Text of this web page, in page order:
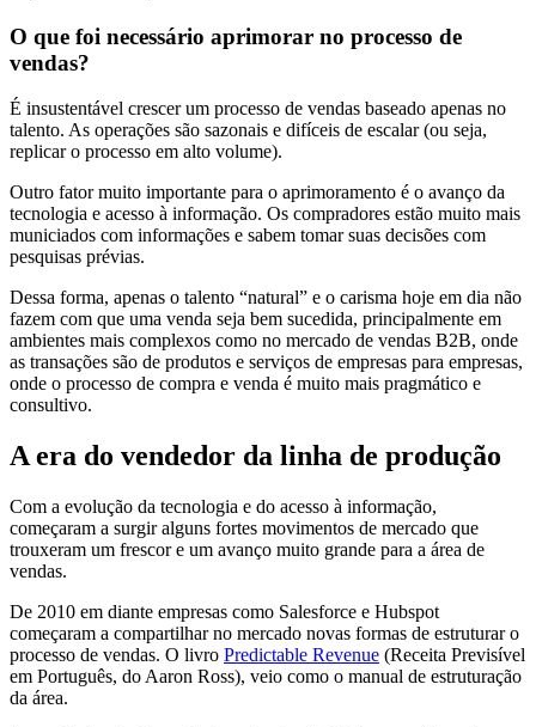
O que foi necessário aprimorar no processo de
vendas?
É insustentável crescer um processo de vendas baseado apenas no
talento. As operações são sazonais e difíceis de escalar (ou seja,
replicar o processo em alto volume).
Outro fator muito importante para o aprimoramento é o avanço da
tecnologia e acesso à informação. Os compradores estão muito mais
municiados com informações e sabem tomar suas decisões com
pesquisas prévias.
Dessa forma, apenas o talento “natural” e o carisma hoje em dia não
fazem com que uma venda seja bem sucedida, principalmente em
ambientes mais complexos como no mercado de vendas B2B, onde
as transações são de produtos e serviços de empresas para empresas,
onde o processo de compra e venda é muito mais pragmático e
consultivo.
A era do vendedor da linha de produção
Com a evolução da tecnologia e do acesso à informação,
começaram a surgir alguns fortes movimentos de mercado que
trouxeram um frescor e um avanço muito grande para a área de
vendas.
De 2010 em diante empresas como Salesforce e Hubspot
começaram a compartilhar no mercado novas formas de estruturar o
processo de vendas. O livro Predictable Revenue (Receita Previsível
em Português, do Aaron Ross), veio como o manual de estruturação
da área.